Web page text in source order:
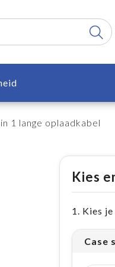
1 lange oplaadkabel
Kies
1. Kies
Case